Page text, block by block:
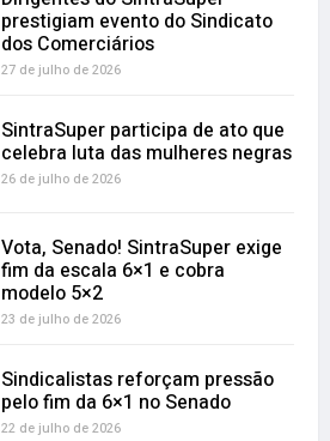
prestigiam evento do Sindicato
dos Comerciários
27 de julho de 2026
SintraSuper participa de ato que
celebra luta das mulheres negras
26 de julho de 2026
Vota, Senado! SintraSuper exige
fim da escala 6×1 e cobra
modelo 5×2
23 de julho de 2026
Sindicalistas reforçam pressão
pelo fim da 6×1 no Senado
22 de julho de 2026